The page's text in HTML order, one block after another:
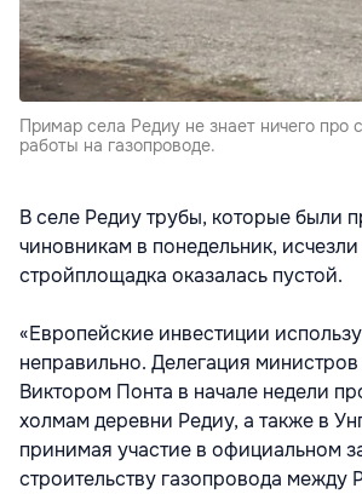
Примар села Редиу не знает ничего про
работы на газопроводе.
В селе Редиу трубы, которые были
чиновникам в понедельник,
стройплощадка оказалась пустой.
«Европейские инвестиции
неправильно. Делегация министров
Виктором Понта в начале недели
холмам деревни Редиу, а также в
принимая участие в официальном
строительству газопровода между